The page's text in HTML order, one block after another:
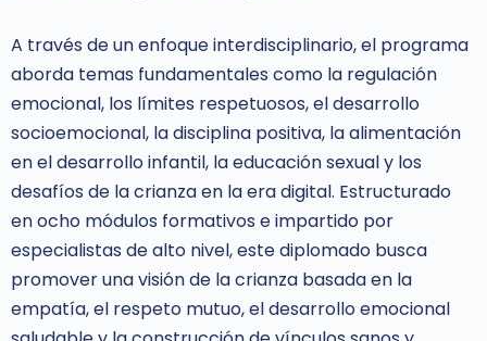
A través de un enfoque interdisciplinario, el programa
aborda temas fundamentales como la regulación
emocional, los límites respetuosos, el desarrollo
socioemocional, la disciplina positiva, la alimentación
en el desarrollo infantil, la educación sexual y los
desafíos de la crianza en la era digital. Estructurado
en ocho módulos formativos e impartido por
especialistas de alto nivel, este diplomado busca
promover una visión de la crianza basada en la
empatía, el respeto mutuo, el desarrollo emocional